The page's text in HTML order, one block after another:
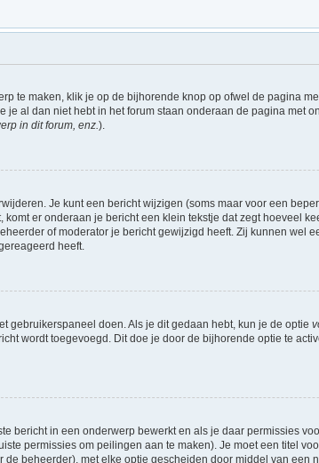
te maken, klik je op de bijhorende knop op ofwel de pagina
al dan niet hebt in het forum staan onderaan de pagina met
in dit forum, enz.).
Je kunt een bericht wijzigen (soms maar voor een
er onderaan je bericht een klein tekstje dat zegt hoeveel
of moderator je bericht gewijzigd heeft. Zij kunnen wel
heeft.
gebruikerspaneel doen. Als je dit gedaan hebt, kun je de optie
wordt toegevoegd. Dit doe je door de bijhorende optie te
bericht in een onderwerp bewerkt en als je daar permissies
permissies om peilingen aan te maken). Je moet een titel
beheerder), met elke optie gescheiden door middel van een